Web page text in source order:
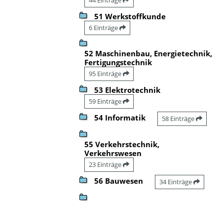
51 Werkstoffkunde
6 Einträge
52 Maschinenbau, Energietechnik,
Fertigungstechnik
95 Einträge
53 Elektrotechnik
59 Einträge
54 Informatik 58 Einträge
55 Verkehrstechnik,
Verkehrswesen
23 Einträge
56 Bauwesen 34 Einträge